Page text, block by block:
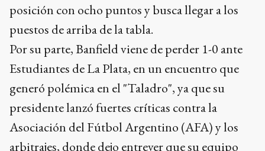
posición con ocho puntos y busca llegar a los
puestos de arriba de la tabla.
Por su parte, Banfield viene de perder 1-0 ante
Estudiantes de La Plata, en un encuentro que
generó polémica en el "Taladro", ya que su
presidente lanzó fuertes críticas contra la
Asociación del Fútbol Argentino (AFA) y los
arbitrajes, donde dejo entrever que su equipo